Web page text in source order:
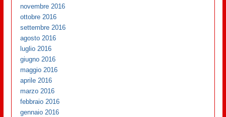
novembre 2016
ottobre 2016
settembre 2016
agosto 2016
luglio 2016
giugno 2016
maggio 2016
aprile 2016
marzo 2016
febbraio 2016
gennaio 2016